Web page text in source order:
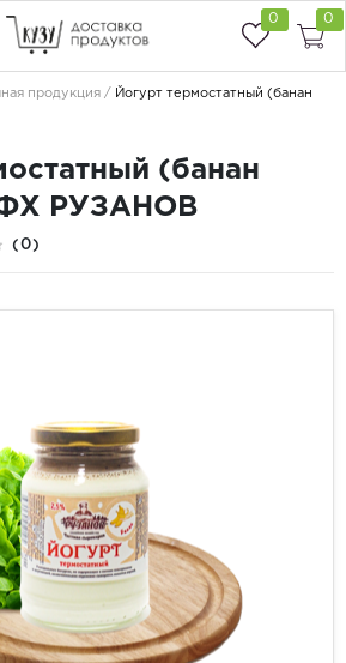
0 0
продукция
Йогурт термостатный (банан
(банан
РУЗАНОВ
(0)